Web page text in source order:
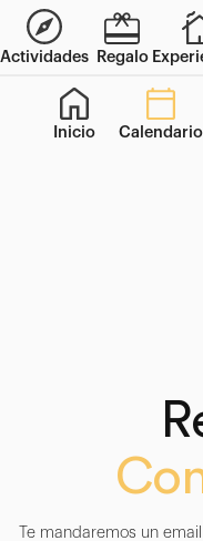
Actividades Regalo
Inicio Calendario
Te mandaremos un